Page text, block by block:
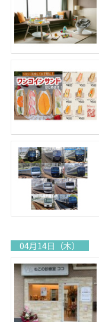
04月14日（木）